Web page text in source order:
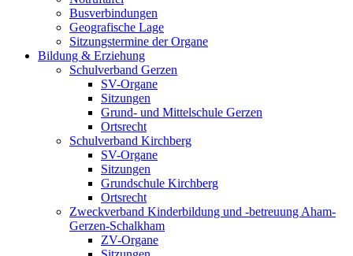
Busverbindungen
Geografische Lage
Sitzungstermine der Organe
Bildung & Erziehung
Schulverband Gerzen
SV-Organe
Sitzungen
Grund- und Mittelschule Gerzen
Ortsrecht
Schulverband Kirchberg
SV-Organe
Sitzungen
Grundschule Kirchberg
Ortsrecht
Zweckverband Kinderbildung und -betreuung Aham-
Gerzen-Schalkham
ZV-Organe